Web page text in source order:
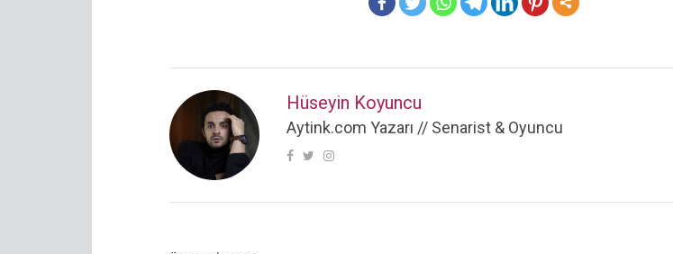
Hüseyin Koyuncu
Aytink.com Yazarı // Senarist & Oyuncu